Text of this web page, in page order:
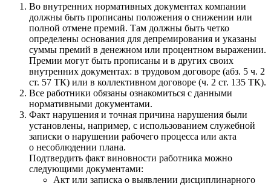
Во внутренних нормативных документах компании
должны быть прописаны положения о снижении или
полной отмене премий. Там должны быть четко
определены основания для депремирования и указаны
суммы премий в денежном или процентном выражении.
Премии могут быть прописаны и в других своих
внутренних документах: в трудовом договоре (абз. 5 ч. 2
ст. 57 ТК) или в коллективном договоре (ч. 2 ст. 135 ТК).
Все работники обязаны ознакомиться с данными
нормативными документами.
Факт нарушения и точная причина нарушения были
установлены, например, с использованием служебной
записки о нарушении рабочего процесса или акта
о несоблюдении плана.
Подтвердить факт виновности работника можно
следующими документами:
Акт или записка о выявлении дисциплинарного